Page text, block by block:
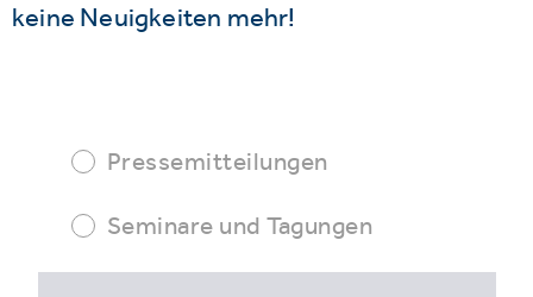
keine Neuigkeiten mehr!
Pressemitteilungen
Seminare und Tagungen